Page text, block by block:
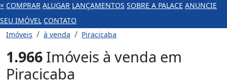
× COMPRAR ALUGAR LANÇAMENTOS SOBRE A PALACE ANUNCIE
SEU IMÓVEL CONTATO
Imóveis
à venda Piracicaba
1.966 Imóveis à venda em
Piracicaba